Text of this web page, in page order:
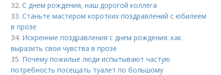
32.С днем рождения, наш дорогой коллега
33.Станьте мастером коротких поздравлений с юбилеем
в прозе
34. Искренние поздравления с днем рождения: как
выразить свои чувства в прозе
35. Почему пожилые люди испытывают частую
потребность посещать туалет по большому